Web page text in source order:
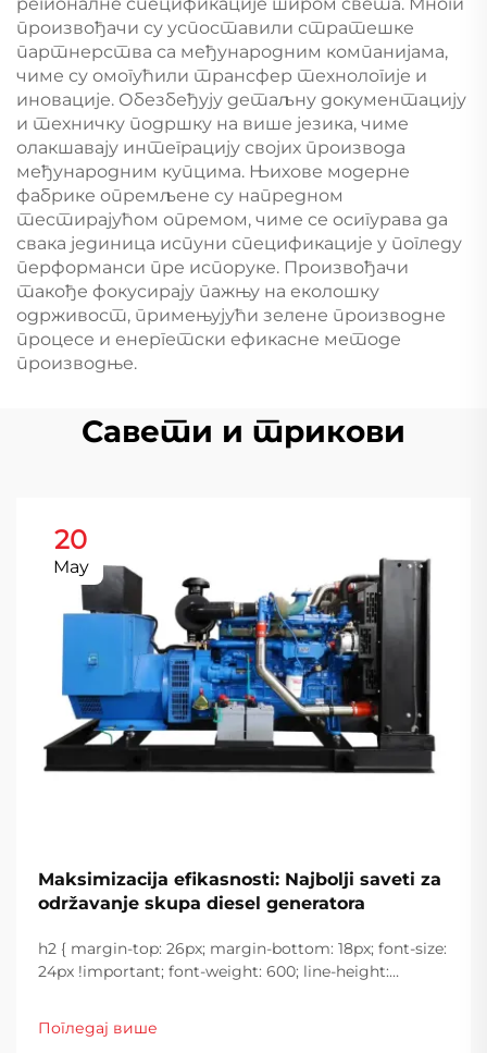
произвођачи су успоставили стратешке
партнерства са међународним компанијама,
чиме су омогућили трансфер технологије и
иновације. Обезбеђују детаљну документацију
и техничку подршку на више језика, чиме
олакшавају интеграцију својих производа
међународним купцима. Њихове модерне
фабрике опремљене су напредном
тестирајућом опремом, чиме се осигурава да
свака јединица испуни спецификације у погледу
перформанси пре испоруке. Произвођачи
такође фокусирају пажњу на еколошку
одрживост, примењујући зелене производне
процесе и енергетски ефикасне методе
производње.
Савети и трикови
20
May
Maksimizacija efikasnosti: Najbolji saveti za
održavanje skupa diesel generatora
h2 { margin-top: 26px; margin-bottom: 18px; font-size:
24px !important; font-weight: 600; line-height:
font-size: 20px !important; font-weight: 600; line-
height: ...}
Погледај више